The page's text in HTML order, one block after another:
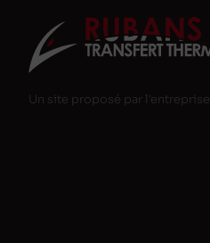
Un site proposé par l'entreprise